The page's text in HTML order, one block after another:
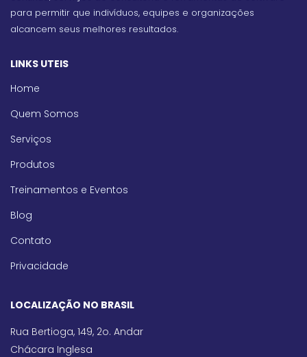
para permitir que indivíduos, equipes e organizações
alcancem seus melhores resultados.
LINKS UTEIS
Home
Quem Somos
Serviços
Produtos
Treinamentos e Eventos
Blog
Contato
Privacidade
LOCALIZAÇÃO NO BRASIL
Rua Bertioga, 149, 2o. Andar
Chácara Inglesa